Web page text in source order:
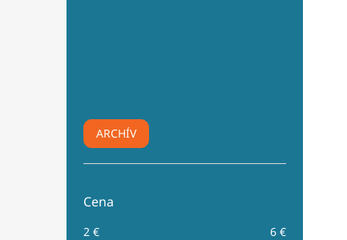
ARCHÍV
Cena
2 € 6 €